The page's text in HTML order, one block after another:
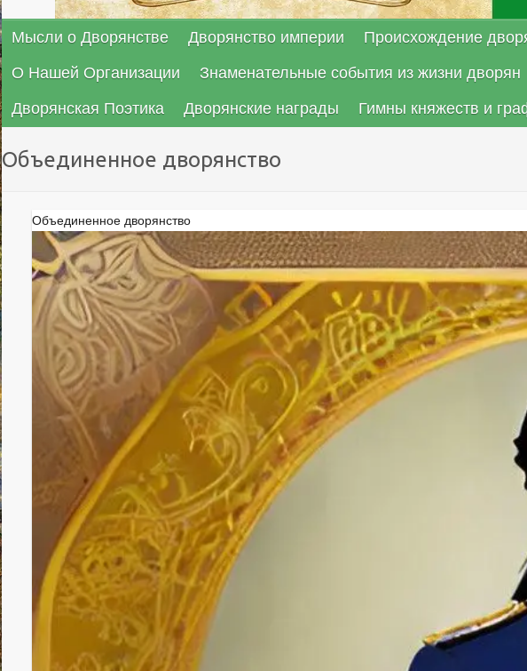
Мысли о Дворянстве Дворянство империи Происхождение
О Нашей Организации
Знаменательные события из жизни дворян
Дворянская Поэтика
Дворянские награды Гимны княжеств и
Объединенное дворянство
Объединенное дворянство